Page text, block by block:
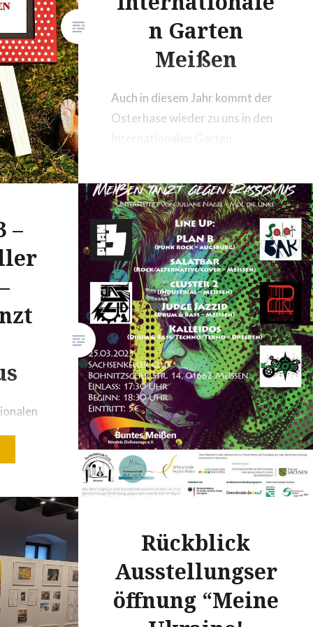
n Garten
Meißen
Auch in diesem Jahr kommt der
Osterhase wieder zu uns in den
Internationalen Garten
Mittwoch, dem 05.04.2023
bunte Ostereier. Alle Kinder
sind mit ihren Eltern, Großeltern
und Freunden von 16.00 – 18.00
Uhr herzlich zur Ostereiersuche
mit gemeinsamem
Kaffeetrinken eingeladen.
–
Rückblick
Ausstellungser
öffnung “Meine